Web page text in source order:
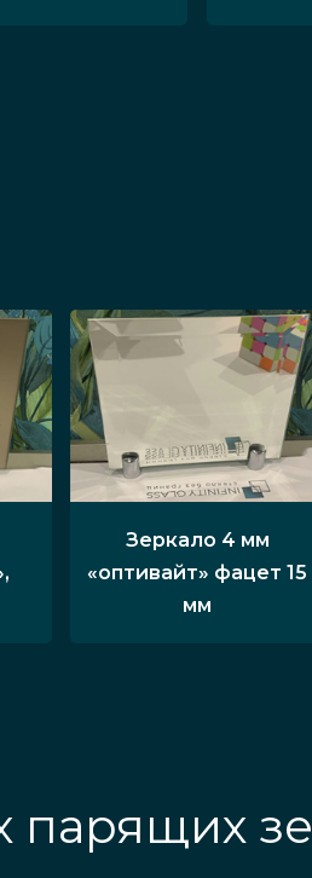
Зеркало 4 мм
«оптивайт» фацет 15
мм
парящих